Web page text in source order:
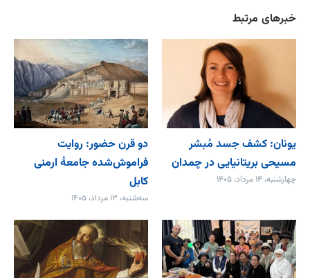
خبرهای مرتبط
یونان: کشف جسد مُبشر
مسیحی بریتانیایی در چمدان
چهارشنبه، ۱۴ مرداد، ۱۴۰۵
دو قرن حضور: روایت
فراموش‌شده جامعۀ ارمنی
کابل
سه‌شنبه، ۱۳ مرداد، ۱۴۰۵